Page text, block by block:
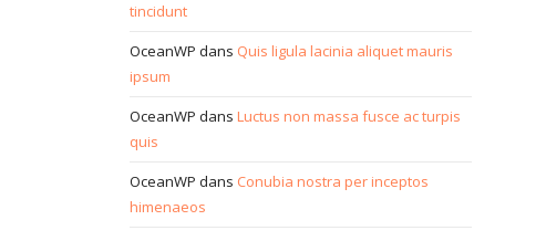
tincidunt
OceanWP dans Quis ligula lacinia aliquet mauris
ipsum
OceanWP dansLuctus non massa fusce ac turpis
quis
OceanWP dans Conubia nostra per inceptos
himenaeos